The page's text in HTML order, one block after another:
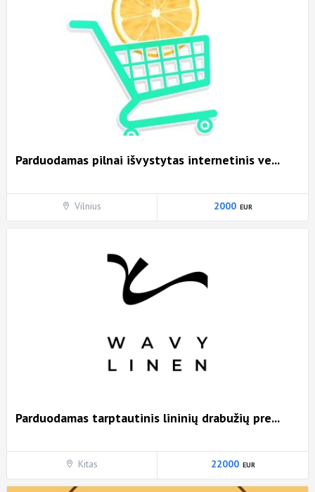
Parduodamas pilnai išvystytas internetinis ve...
Vilnius 2000
Parduodamas tarptautinis lininių drabužių pre...
Kitas 22000